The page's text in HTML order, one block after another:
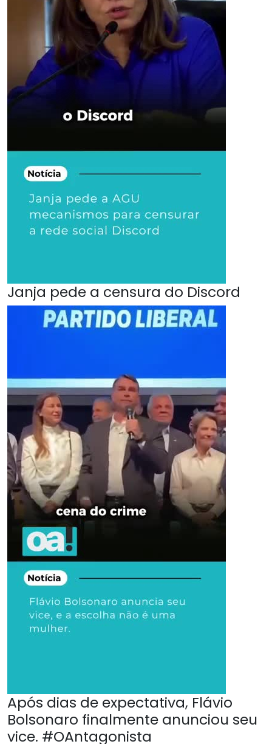
Janja pede a censura do Discord
Após dias de expectativa, Flávio
Bolsonaro finalmente anunciou seu
vice. #OAntagonista